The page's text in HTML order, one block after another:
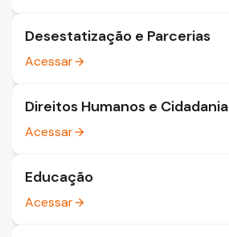
Desestatização e Parcerias
Acessararrow_forward
Direitos Humanos e Cidadania
Acessararrow_forward
Educação
Acessararrow_forward